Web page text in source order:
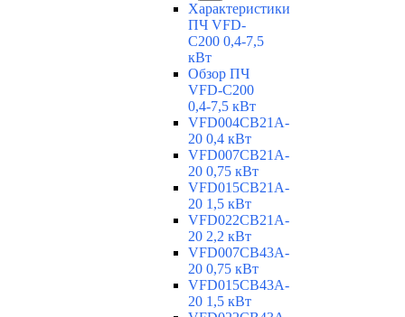
Характеристики
ПЧ VFD-
C200 0,4-7,5
кВт
Обзор ПЧ
VFD-C200
0,4-7,5 кВт
VFD004CB21A-
20 0,4 кВт
VFD007CB21A-
20 0,75 кВт
VFD015CB21A-
20 1,5 кВт
VFD022CB21A-
20 2,2 кВт
VFD007CB43A-
20 0,75 кВт
VFD015CB43A-
20 1,5 кВт